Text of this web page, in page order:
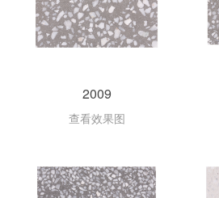
2009
查看效果图